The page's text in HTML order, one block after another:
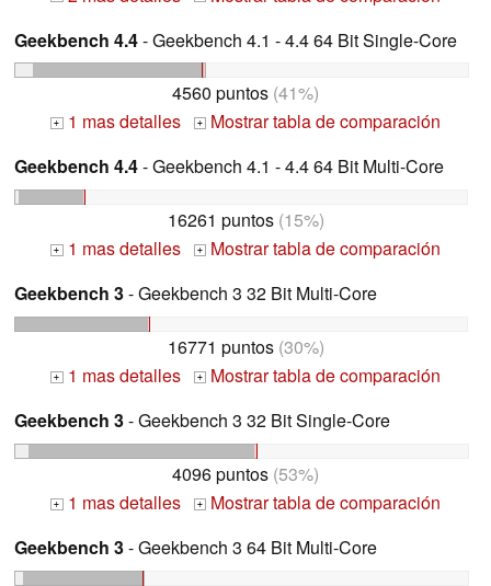
Geekbench 4.4- Geekbench 4.1 - 4.4 64 Bit Single-Core
4560 puntos (41%)
+ 1 mas detalles +
Mostrar tabla de comparación
Geekbench 4.4- Geekbench 4.1 - 4.4 64 Bit Multi-Core
16261 puntos(15%)
+ 1 mas detalles +
Mostrar tabla de comparación
Geekbench 3- Geekbench 3 32 Bit Multi-Core
16771 puntos(30%)
+ 1 mas detalles +
Mostrar tabla de comparación
Geekbench 3- Geekbench 3 32 Bit Single-Core
4096 puntos (53%)
+ 1 mas detalles +
Mostrar tabla de comparación
Geekbench 3- Geekbench 3 64 Bit Multi-Core